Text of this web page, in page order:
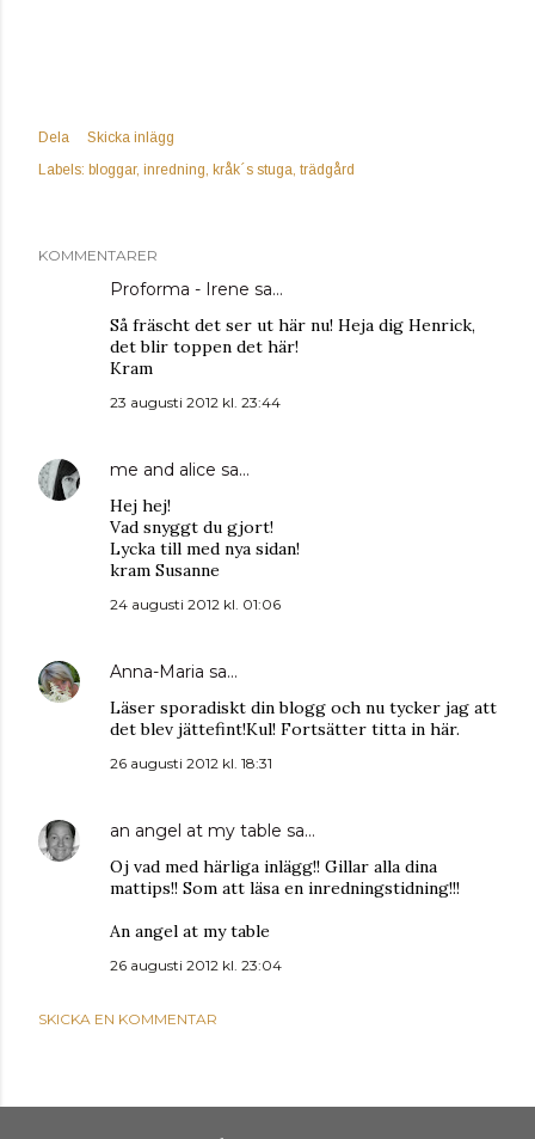
Dela
Skicka inlägg
Labels: bloggar inredning kråk´s stuga trädgård
KOMMENTARER
Proforma - Irene sa…
Så fräscht det ser ut här nu! Heja dig Henrick,
det blir toppen det här!
Kram
23 augusti 2012 kl. 23:44
me and alice sa…
Hej hej!
Vad snyggt du gjort!
Lycka till med nya sidan!
kram Susanne
24 augusti 2012 kl. 01:06
Anna-Maria sa…
Läser sporadiskt din blogg och nu tycker jag att
det blev jättefint!Kul! Fortsätter titta in här.
26 augusti 2012 kl. 18:31
an angel at my table sa…
Oj vad med härliga inlägg!! Gillar alla dina
mattips!! Som att läsa en inredningstidning!!!
An angel at my table
26 augusti 2012 kl. 23:04
SKICKA EN KOMMENTAR